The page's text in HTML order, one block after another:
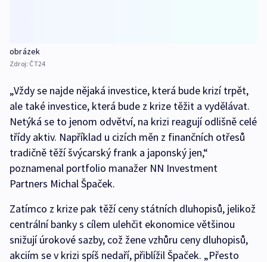
obrázek
Zdroj: ČT24
„Vždy se najde nějaká investice, která bude krizí trpět,
ale také investice, která bude z krize těžit a vydělávat.
Netýká se to jenom odvětví, na krizi reagují odlišně celé
třídy aktiv. Například u cizích měn z finančních otřesů
tradičně těží švýcarský frank a japonský jen,“
poznamenal portfolio manažer NN Investment
Partners Michal Špaček.
Zatímco z krize pak těží ceny státních dluhopisů, jelikož
centrální banky s cílem ulehčit ekonomice většinou
snižují úrokové sazby, což žene vzhůru ceny dluhopisů,
akciím se v krizi spíš nedaří, přiblížil Špaček. „Přesto